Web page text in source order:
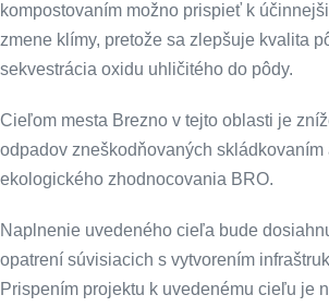
kompostovaním možno prispieť k
zmene klímy, pretože sa zlepšuje kvalita
sekvestrácia oxidu uhličitého do pôdy.
Cieľom mesta Brezno v tejto oblasti je
odpadov zneškodňovaných
ekologického zhodnocovania BRO.
Naplnenie uvedeného cieľa bude
opatrení súvisiacich s vytvorením
Prispením projektu k uvedenému cieľu je